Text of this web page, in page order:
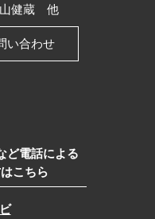
山健蔵 他
い合わせ
ど電話による
こちら